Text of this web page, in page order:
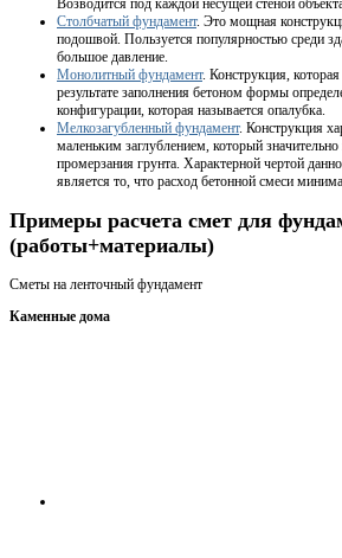
Возводится под каждой несущей стеной
Столбчатый фундамент. Это мощная
подошвой. Пользуется популярностью среди
большое давление.
Монолитный фундамент. Конструкция,
результате заполнения бетоном формы
конфигурации, которая называется опалубка.
Мелкозагубленный фундамент. Конструкция
маленьким заглублением, который
промерзания грунта. Характерной чертой
является то, что расход бетонной смеси
Примеры расчета смет для
(работы+материалы)
Сметы на ленточный фундамент
Каменные дома